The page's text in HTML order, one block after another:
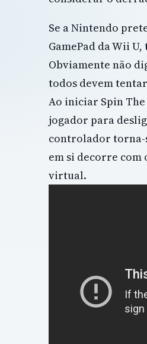
Se a Nintendo
GamePad da Wii
Obviamente não
todos devem
Ao iniciar Spin The
jogador para
controlador torna-
em si decorre com
virtual.